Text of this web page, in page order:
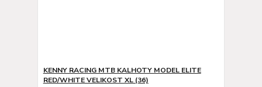
KENNY RACING MTB KALHOTY MODEL ELITE
RED/WHITE VELIKOST XL (36)